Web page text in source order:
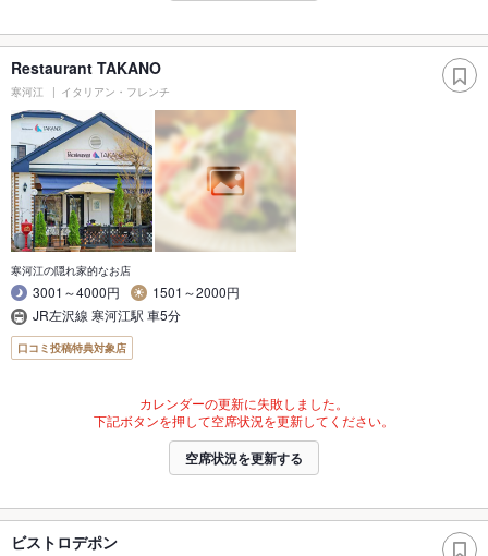
Restaurant TAKANO
寒河江 イタリアン・フレンチ
寒河江の隠れ家的なお店
3001～4000円
1501～2000円
JR左沢線 寒河江駅 車5分
口コミ投稿特典対象店
カレンダーの更新に失敗しました。
下記ボタンを押して空席状況を更新してください。
空席状況を更新する
ビストロデポン